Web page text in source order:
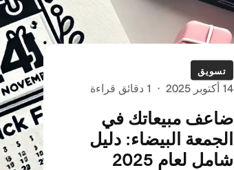
تسويق
14 أكتوبر 2025 · 1 دقائق قراءة
ضاعف مبيعاتك في
الجمعة البيضاء: دليل
شامل لعام 2025